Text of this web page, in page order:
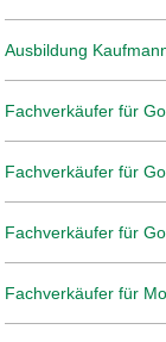
Ausbildung
Fachverkäufer für
Fachverkäufer für
Fachverkäufer für
Fachverkäufer für